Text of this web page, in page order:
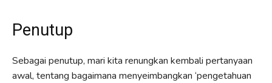
Penutup
Sebagai penutup, mari kita renungkan kembali pertanyaan
awal, tentang bagaimana menyeimbangkan ‘pengetahuan